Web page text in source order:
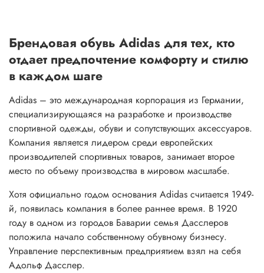
Брендовая обувь Adidas для тех, кто
отдает предпочтение комфорту и стилю
в каждом шаге
Adidas – это международная корпорация из Германии,
специализирующаяся на разработке и производстве
спортивной одежды, обуви и сопутствующих аксессуаров.
Компания является лидером среди европейских
производителей спортивных товаров, занимает второе
место по объему производства в мировом масштабе.
Хотя официально годом основания Adidas считается 1949-
й, появилась компания в более раннее время. В 1920
году в одном из городов Баварии семья Дасслеров
положила начало собственному обувному бизнесу.
Управление перспективным предприятием взял на себя
Адольф Дасслер.